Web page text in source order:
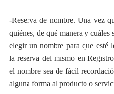
-Reserva de nombre. Una vez
quiénes, de qué manera y cuáles
elegir un nombre para que esté
la reserva del mismo en
el nombre sea de fácil
alguna forma al producto o